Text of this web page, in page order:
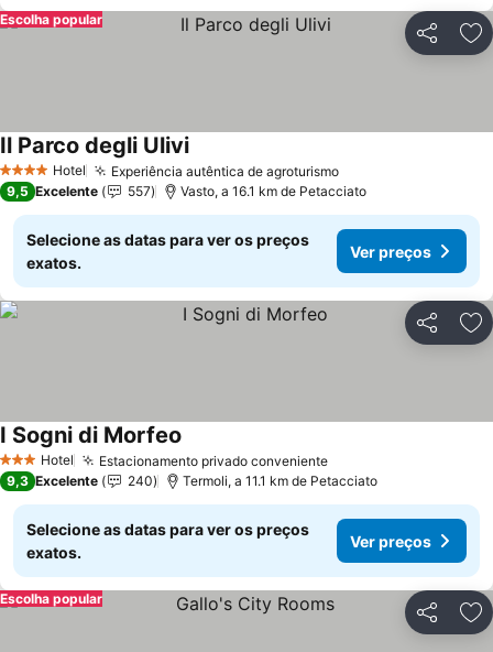
Partilhar
Escolha popular
4 EstrelasHotel Experiência autêntica de agroturismoVer preços
Il Parco degli UliviVer preços
9,5 Excelente 557 Vasto, a 16.1 km de Petacciato
Selecione as datas para ver os preços
exatos.
Ver preços
Partilhar
3 EstrelasHotel Estacionamento privado convenienteVer preços
I Sogni di Morfeo
9,3 Excelente 240 Termoli, a 11.1 km de Petacciato
Selecione as datas para ver os preços
exatos.
Ver preços
Partilhar
Escolha popular